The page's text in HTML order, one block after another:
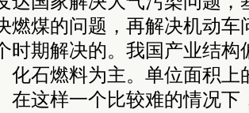
燃煤的问题，再解决机动车
时期解决的。我国产业结构
化石燃料为主。单位面积上
在这样一个比较难的情况下